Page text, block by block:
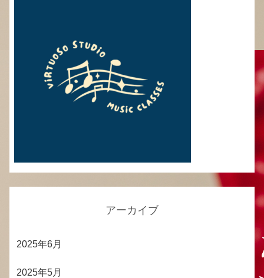
アーカイブ
2025年6月
2025年5月